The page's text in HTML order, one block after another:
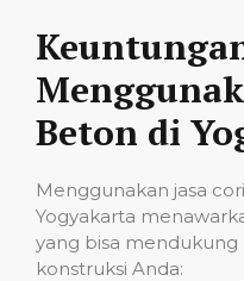
Beton di
Menggunakan jasa
Yogyakarta
yang bisa
konstruksi Anda: